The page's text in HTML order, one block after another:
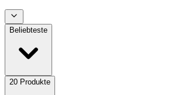
Beliebteste
20 Produkte